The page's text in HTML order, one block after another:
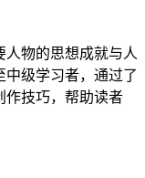
人物的思想成就与人
中级学习者，通过了
作技巧，帮助读者